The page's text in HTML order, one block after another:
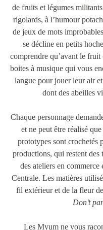
de fruits et légumes
rigolards, à l’humour
de jeux de mots
se décline en petits
comprendre qu’avant le
boites à musique qui vous
langue pour jouer leur air
dont des abeilles
Chaque personnage
et ne peut être réalisé
prototypes sont crochetés
productions, qui restent des
des ateliers en
Centrale. Les matières
fil extérieur et de la fleur
Don’t
Les Myum ne vous